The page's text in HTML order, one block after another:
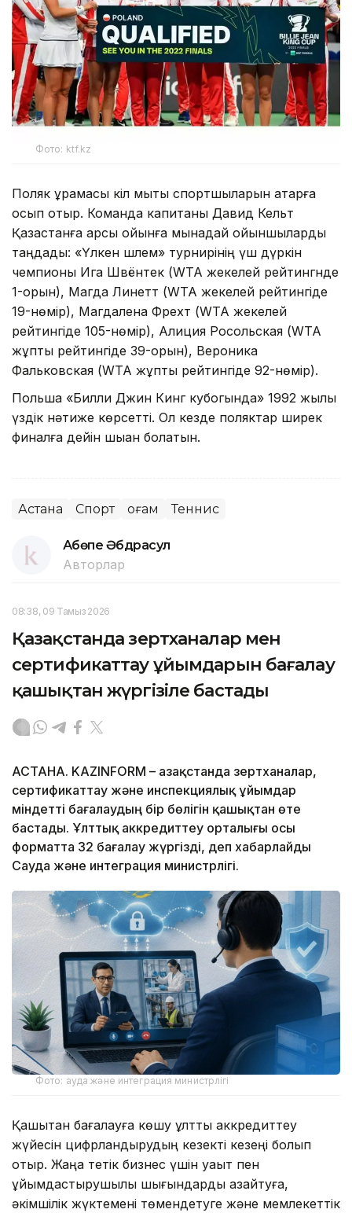
Фото: ktf.kz
Поляк құрамасы кіл мықты спортшыларын қатарға
қосып отыр. Команда капитаны Давид Кельт
Қазақстанға қарсы ойынға мынадай ойыншыларды
таңдады: «Үлкен шлем» турнирінің үш дүркін
чемпионы Ига Швёнтек (WTA жекелей рейтингнде
1-орын), Магда Линетт (WTA жекелей рейтингіде
19-нөмір), Магдалена Фрехт (WTA жекелей
рейтингіде 105-нөмір), Алиция Росольская (WTA
жұптық рейтингіде 39-орын), Вероника
Фальковская (WTA жұптық рейтингіде 92-нөмір).
Польша «Билли Джин Кинг кубогында» 1992 жылы
үздік нәтиже көрсетті. Ол кезде поляктар ширек
финалға дейін шыққан болатын.
Астана Спорт Қоғам Теннис
Ақбөпе Әбдрасул
Авторлар
08:38, 09 Тамыз 2026
Қазақстанда зертханалар мен
сертификаттау ұйымдарын бағалау
қашықтан жүргізіле бастады
АСТАНА. KAZINFORM – Қазақстанда зертханалар,
сертификаттау және инспекциялық ұйымдар
міндетті бағалаудың бір бөлігін қашықтан өте
бастады. Ұлттық аккредиттеу орталығы осы
форматта 32 бағалау жүргізді, деп хабарлайды
Сауда және интеграция министрлігі.
Фото: ауда және интеграция министрлігі
Қашықтан бағалауға көшу ұлттық аккредиттеу
жүйесін цифрландырудың кезекті кезеңі болып
отыр. Жаңа тетік бизнес үшін уақыт пен
ұйымдастырушылық шығындарды азайтуға,
әкімшілік жүктемені төмендетуге және мемлекеттік